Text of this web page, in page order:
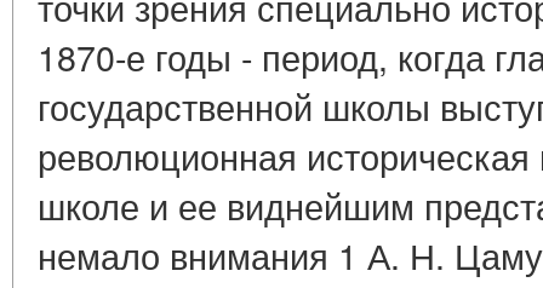
1870-е годы - период, когда
государственной школы
революционная
школе и ее виднейшим
немало внимания 1 А. Н.